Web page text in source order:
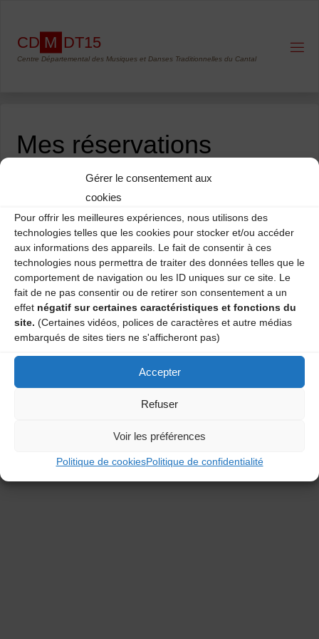
Gérer le consentement aux
cookies
Pour offrir les meilleures expériences, nous utilisons des
technologies telles que les cookies pour stocker et/ou accéder
aux informations des appareils. Le fait de consentir à ces
technologies nous permettra de traiter des données telles que le
comportement de navigation ou les ID uniques sur ce site. Le
fait de ne pas consentir ou de retirer son consentement a un
effet négatif sur certaines caractéristiques et fonctions du
site. (Certaines vidéos, polices de caractères et autre médias
embarqués de sites tiers ne s'afficheront pas)
Accepter
Refuser
Voir les préférences
Politique de cookiesPolitique de confidentialité
content
CD M DT15
Centre Départemental des Musiques et Danses Traditionnelles du Cantal
Mes réservations
Mentions légales- Politique de confidentialité-Cookies
©2022 CDMDT15
admin
Fluida&WordPress.